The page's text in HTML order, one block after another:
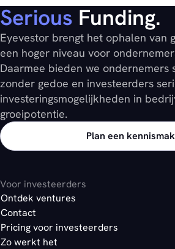
Serious Funding.
Eyevestor brengt het ophalen van
een hoger niveau voor
Daarmee bieden we ondernemers
zonder gedoe en investeerders
investeringsmogelijkheden in
groeipotentie.
Plan een
Voor investeerders
Ontdek ventures
Contact
Pricing voor investeerders
Zo werkt het